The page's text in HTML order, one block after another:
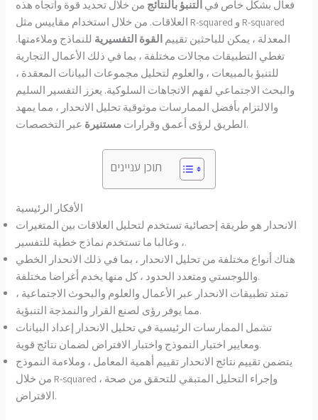
فعال بشكل خاص في التنبؤ بالنتائج من خلال تحديد قوة واتجاه هذه
العلاقات. من خلال استخدام مقاييس مثل R-squared و R-squared
المعدلة ، يمكن للباحثين تقييم القوة التفسيرية للنماذج وملاءمتها.
تغطي التطبيقات مجالات مختلفة ، بما في ذلك الأعمال التجارية
للتنبؤ بالمبيعات ، والعلوم لتحليل مجموعات البيانات المعقدة ،
والبحث الاجتماعي لفهم الاتجاهات السلوكية. يعزز التفسير السليم
والالتزام بأفضل الممارسات موثوقية تحليل الانحدار ، مما يمهد
الطريق لرؤى أعمق وقرارات مستنيرة عبر التخصصات.
תוכן עניינים
الأفكار الرئيسية
الانحدار هو طريقة إحصائية تستخدم لتحليل العلاقات بين المتغيرات
، وغالبا ما تستخدم نماذج خطية للتفسير.
هناك أنواع مختلفة من تحليل الانحدار ، بما في ذلك الانحدار الخطي
واللوجستي ومتعدد الحدود ، كل منها يخدم أغراضا مختلفة.
تمتد تطبيقات الانحدار عبر الأعمال والعلوم والبحوث الاجتماعية ،
مما يوفر رؤى لصنع القرار والنمذجة التنبؤية.
تشمل الممارسات الرئيسية في تحليل الانحدار إعداد البيانات
ومعايير اختيار النموذج واختبار الافتراض لضمان نتائج قوية.
يتضمن تقييم نتائج الانحدار تقييم أهمية المعامل ، وملاءمة النموذج
من خلال R-squared ، وإجراء التحليل المتبقي للتحقق من صحة
الافتراض.